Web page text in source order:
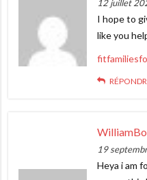
12 juillet
I hope to
like you
19
Heya i am